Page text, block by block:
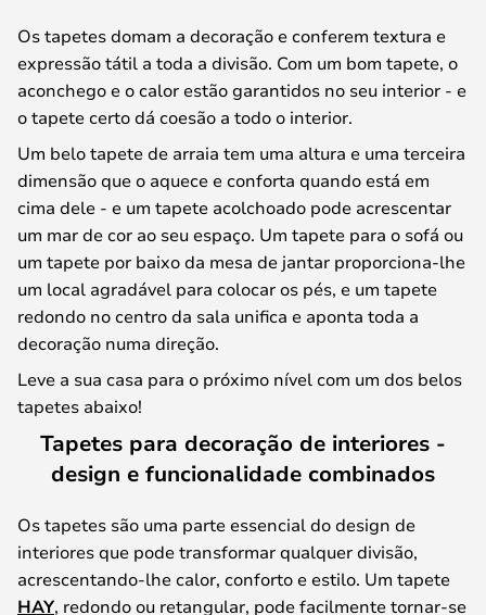
Os tapetes domam a decoração e conferem textura e
expressão tátil a toda a divisão. Com um bom tapete, o
aconchego e o calor estão garantidos no seu interior - e
o tapete certo dá coesão a todo o interior.
Um belo tapete de arraia tem uma altura e uma terceira
dimensão que o aquece e conforta quando está em
cima dele - e um tapete acolchoado pode acrescentar
um mar de cor ao seu espaço. Um tapete para o sofá ou
um tapete por baixo da mesa de jantar proporciona-lhe
um local agradável para colocar os pés, e um tapete
redondo no centro da sala unifica e aponta toda a
decoração numa direção.
Leve a sua casa para o próximo nível com um dos belos
tapetes abaixo!
Tapetes para decoração de interiores -
design e funcionalidade combinados
Os tapetes são uma parte essencial do design de
interiores que pode transformar qualquer divisão,
acrescentando-lhe calor, conforto e estilo. Um tapete
HAY, redondo ou retangular, pode facilmente tornar-se